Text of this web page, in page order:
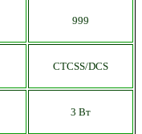
999
CTCSS/DCS
3 Вт